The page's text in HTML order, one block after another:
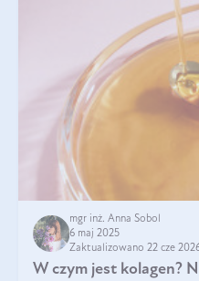
mgr inż. Anna Sobol
6 maj 2025
Zaktualizowano 22 cze
W czym jest kolagen?